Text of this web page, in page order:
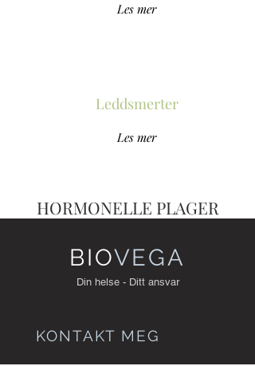
Les mer
Leddsmerter
Les mer
HORMONELLE PLAGER
BIOVEGA
Din helse - Ditt ansvar
KONTAKT MEG